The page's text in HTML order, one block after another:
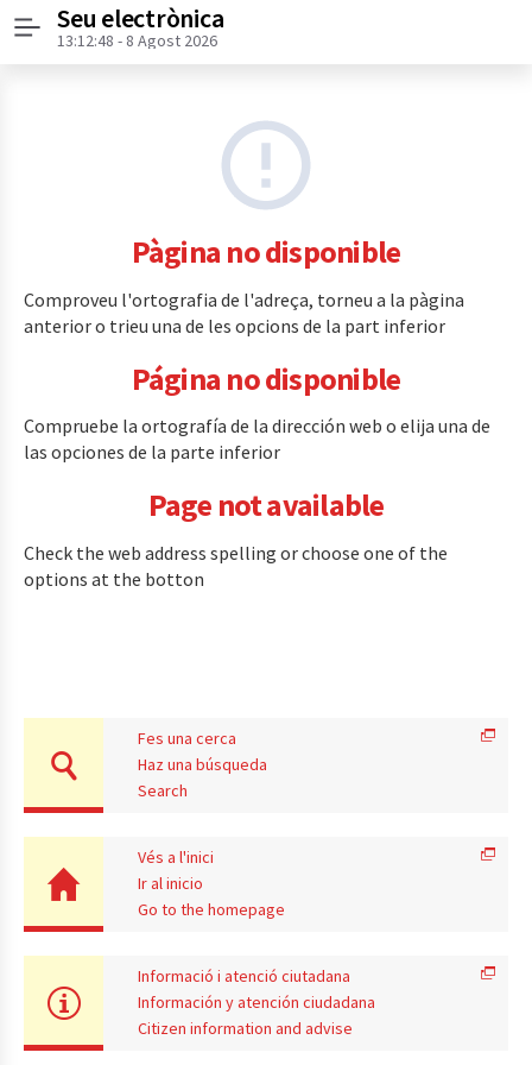
Menú
Seu electrònica
13:12:48 - 8 Agost 2026
Pàgina no disponible
Comproveu l'ortografia de l'adreça, torneu a la pàgina
anterior o trieu una de les opcions de la part inferior
Página no disponible
Compruebe la ortografía de la dirección web o elija una de
las opciones de la parte inferior
Page not available
Check the web address spelling or choose one of the
options at the botton
Fes una cerca
Haz una búsqueda
Search
Vés a l'inici
Ir al inicio
Go to the homepage
Informació i atenció ciutadana
Información y atención ciudadana
Citizen information and advise